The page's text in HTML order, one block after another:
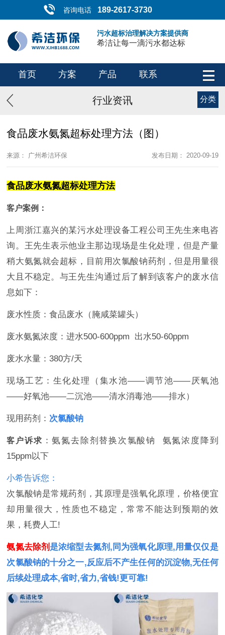
咨询电话 189-2617-3730
污水超标治理解决方案提供商
希洁让每一滴污水都达标
首页 方案 产品 联系
行业资讯 分类
食品废水氨氮超标处理方法（图）
来源： 广州希洁环保 发布日期： 2020-09-19
食品废水氨氮超标处理方法
客户案例：
上周浙江嘉兴的某污水处理设备工程公司王先生来电咨
询。王先生表示他业主那边现场是生化处理，但是产量
稍大氨氮就会超标，目前用次氯酸钠药剂，但是用量很
大且不稳定。与王先生沟通过后了解到该客户的废水信
息如下：
废水性质：食品废水（腌咸菜罐头）
废水氨氮浓度：进水500-600ppm 出水50-60ppm
废水水量：380方/天
现场工艺：生化处理（集水池——调节池——厌氧池
——好氧池——二沉池——清水消毒池——排水）
现用药剂： 次氯酸钠
客户诉求 ：氨氮去除剂替换次氯酸钠 氨氮浓度降到
15ppm以下
小希告诉您：
次氯酸钠是常规药剂，其原理是强氧化原理，价格便宜
却用量很大，性质也不稳定，常常不能达到预期的效
果，耗费人工!
氨氮去除剂 是浓缩型去氮剂,同为强氧化原理,用量仅仅是
次氯酸钠的十分之一,反应后不产生任何的沉淀物,无任何
后续处理成本,省时,省力,省钱!更可靠!